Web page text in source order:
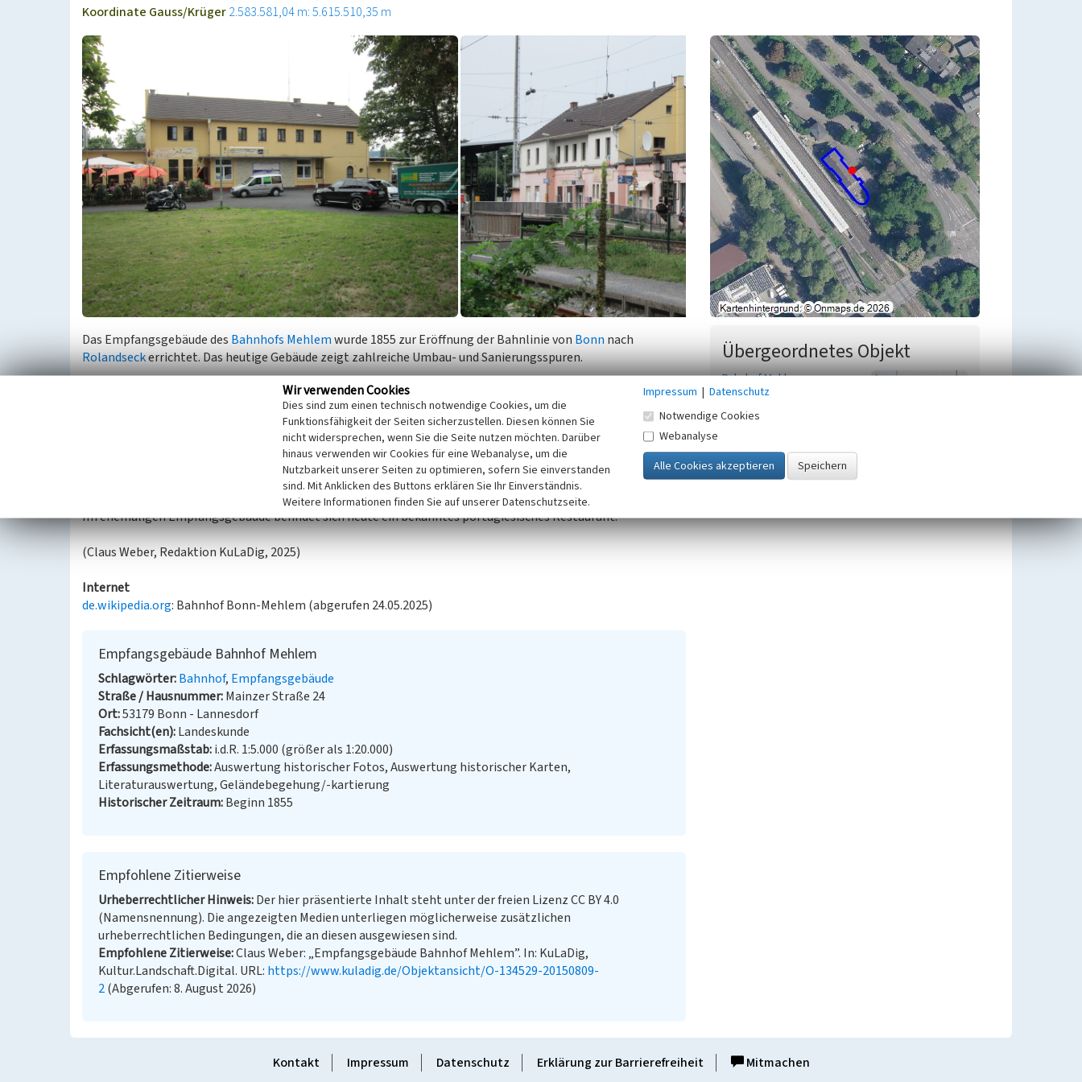
Koordinate Gauss/Krüger2.583.581,04 m: 5.615.510,35 m
Das Empfangsgebäude des Bahnhofs Mehlemwurde 1855 zur Eröffnung der Bahnlinie vonBonnnach
Rolandseckerrichtet. Das heutige Gebäude zeigt zahlreiche Umbau- und Sanierungsspuren.
Das erste Empfangsgebäude wurde vermutlich in den 1860er Jahren errichtet. Es war ein dreiteiliges Gebäude
mit zwei vorspringenden Seiten und einem zurückgesetzte Mittelteil. Dieser Zustand ist noch auf der
Gleisseite im Untergeschoss zu erkennen.
Das erste Gebäude erweiterte man Anfang der 1870er Jahre durch Anbauten. In dieser Zeit saß hier auch das
Mehlemer Postamt. Im nördlichen Anbau befand sich die Güterabfertigung. Weitere Anbauten, wie der
südliche Halbrundpavillon, gehören in die 1950er Jahre.
Im ehemaligen Empfangsgebäude befindet sich heute ein bekanntes portugiesisches Restaurant.
(Claus Weber, Redaktion KuLaDig, 2025)
Internet
de.wikipedia.org: Bahnhof Bonn-Mehlem (abgerufen 24.05.2025)
Empfangsgebäude Bahnhof Mehlem
Schlagwörter Bahnhof Empfangsgebäude
Straße / Hausnummer Mainzer Straße 24
Ort 53179 Bonn - Lannesdorf
Fachsicht(en) Landeskunde
Erfassungsmaßstab i.d.R. 1:5.000 (größer als 1:20.000)
Erfassungsmethode Auswertung historischer Fotos, Auswertung historischer Karten,
Literaturauswertung, Geländebegehung/-kartierung
Historischer Zeitraum Beginn 1855
Empfohlene Zitierweise
Urheberrechtlicher Hinweis Der hier präsentierte Inhalt steht unter der freien Lizenz CC BY 4.0
(Namensnennung). Die angezeigten Medien unterliegen möglicherweise zusätzlichen
urheberrechtlichen Bedingungen, die an diesen ausgewiesen sind.
Empfohlene Zitierweise Claus Weber: „Empfangsgebäude Bahnhof Mehlem”. In: KuLaDig,
Kultur.Landschaft.Digital. URL: https://www.kuladig.de/Objektansicht/O-134529-20150809-
2(Abgerufen: 8. August 2026)
Übergeordnetes Objekt
Bahnhof Mehlem
Beginn 1855
Kontakt Impressum Datenschutz Erklärung zur Barrierefreiheit Mitmachen
Wir verwenden Cookies
Dies sind zum einen technisch notwendige Cookies, um die
Funktionsfähigkeit der Seiten sicherzustellen. Diesen können Sie
nicht widersprechen, wenn Sie die Seite nutzen möchten. Darüber
hinaus verwenden wir Cookies für eine Webanalyse, um die
Nutzbarkeit unserer Seiten zu optimieren, sofern Sie einverstanden
sind. Mit Anklicken des Buttons erklären Sie Ihr Einverständnis.
Weitere Informationen finden Sie auf unserer Datenschutzseite.
Impressum | Datenschutz
Notwendige Cookies
Webanalyse